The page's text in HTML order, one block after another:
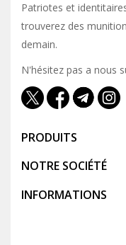
Patriotes et
trouverez des
demain.
N'hésitez pas a nous
PRODUITS
NOTRE SOCIÉTÉ
INFORMATIONS